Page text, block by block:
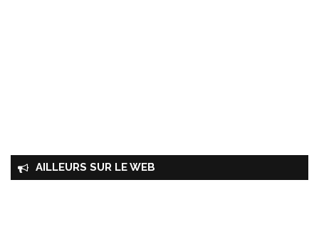
AILLEURS SUR LE WEB